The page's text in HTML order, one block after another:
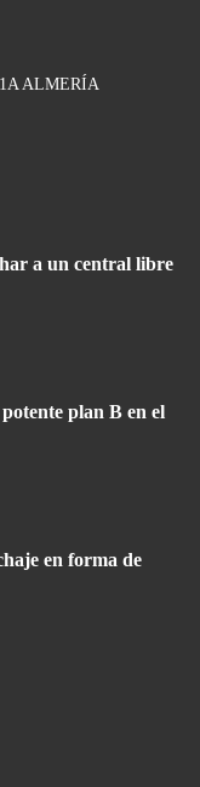
ALMERÍA
a un central libre
plan B en el
en forma de